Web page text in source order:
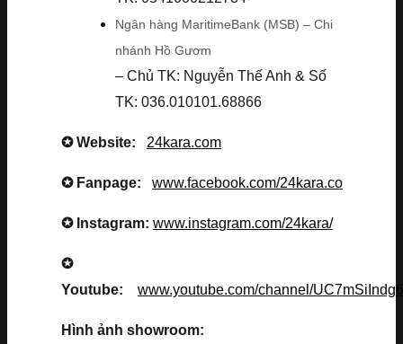
Ngân hàng MaritimeBank (MSB) – Chi
nhánh Hồ Gươm
– Chủ TK: Nguyễn Thế Anh & Số
TK: 036.010101.68866
✪ Website: 24kara.com
✪ Fanpage: www.facebook.com/24kara.co
✪ Instagram: www.instagram.com/24kara/
✪
Youtube: www.youtube.com/channel/
Hình ảnh showroom: